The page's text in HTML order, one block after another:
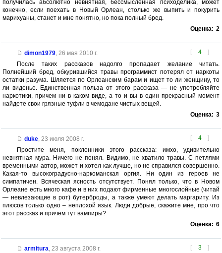
получилась абсолютно невнятная, бессмысленная психоделика, может
конечно, если поехать в Новый Орлеан, столько же выпить и покурить
марихуаны, станет и мне понятно, но пока полный бред.
Оценка: 2
[ 4 ]
dimon1979, 26 мая 2010 г.
После таких рассказов надолго пропадает желание читать.
Полнейший бред, обкурившийся травы программист потерял от наркоты
остатки разума. Шляется по Орлеанским барам и ищет то ли женщину, то
ли виденье. Единственная польза от этого рассказа — не употребляйте
наркотики, причем ни в каком виде, а то и вы в один прекрасный момент
найдете свои грязные туфли в чемодане чистых вещей.
Оценка: 3
[ 4 ]
duke, 23 июля 2008 г.
Простите меня, поклонники этого рассказа: имхо, удивительно
невнятная мура. Ничего не понял. Видимо, не хватило травы. С петлями
временными автор, может и хотел как лучше, но не справился совершенно.
Какая-то высокоградусно-наркоманская оргия. Ни один из героев не
симпатичен. Всяческая ясность отсутствует. Понял только, что в Новом
Орлеане есть много кафе и в них подают фирменные многослойные (читай
— невлезающие в рот) бутерброды, а также умеют делать маргариту. Из
плюсов только одно – неплохой язык. Люди добрые, скажите мне, про что
этот рассказ и причем тут вампиры?
Оценка: 6
[ 3 ]
armitura 23 августа 2008 г.